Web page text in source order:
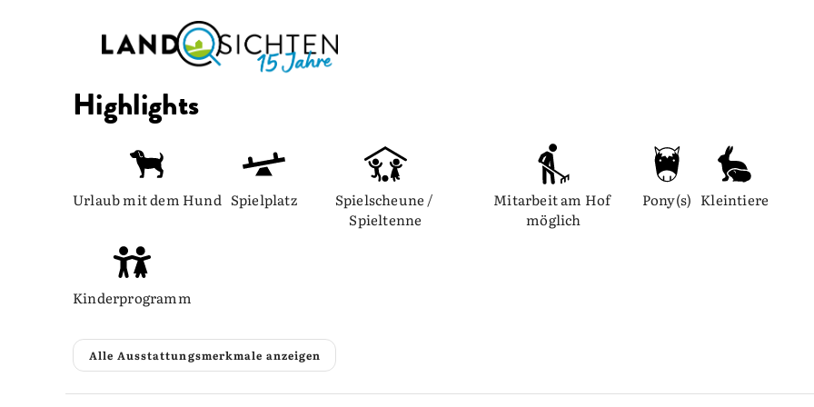
Highlights
Urlaub mit dem Hund Spielplatz
Spielscheune /
Spieltenne
Mitarbeit am Hof
möglich
Pony(s) Kleintiere
Kinderprogramm
Alle Ausstattungsmerkmale anzeigen